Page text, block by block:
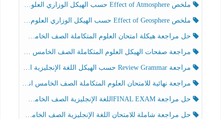
ملخص Effect of Atmosphere حسب الهيكل الوزاري العلوم المتكاملة الصف الخامس انسبير الفصل الثالث
ملخص Effect of Geosphere حسب الهيكل الوزاري العلوم المتكاملة الصف الخامس انسبير الفصل الثالث
حل مراجعة هيكلة امتحان العلوم المتكاملة الصف الخامس عام الفصل الثالث
مراجعة صفحات الهيكل العلوم المتكاملة الصف الخامس انسبير الفصل الثالث
مراجعة Review Grammar حسب الهيكل اللغة الإنجليزية الصف الخامس الفصل الثالث
مراجعة نهائية للامتحان العلوم المتكاملة الصف الخامس انسبير الفصل الثالث
حل مراجعة FINAL EXAMاللغة الإنجليزية الصف الخامس الفصل الثالث
حل مراجعة شاملة للامتحان اللغة الإنجليزية الصف الخامس الفصل الثالث